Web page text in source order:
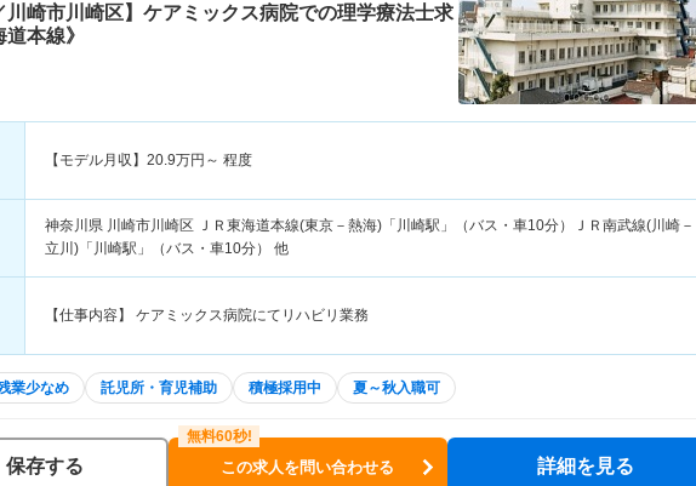
川崎市川崎区】ケアミックス病院での理学療法士求
本線》
【モデル月収】 20.9万円～ 程度
神奈川県 川崎市川崎区 ＪＲ東海道本線(東京－熱海)「川崎駅」（バス・車10分）ＪＲ南武線(川崎－
立川)「川崎駅」（バス・車10分） 他
【仕事内容】 ケアミックス病院にてリハビリ業務
業少なめ 託児所・育児補助 積極採用中 夏～秋入職可
保存する この求人を問い合わせる 詳細を見る